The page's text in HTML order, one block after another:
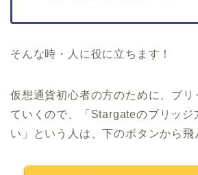
そんな時・人に役に立ちます！
仮想通貨初心者の方のために、ブリ
ていくので、「Stargateのブリッジ
い」という人は、下のボタンから飛